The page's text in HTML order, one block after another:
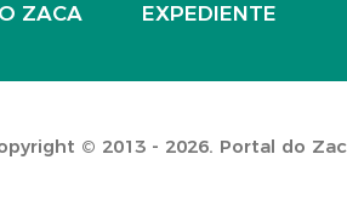
ZACA
EXPEDIENTE
© 2013 - 2026. Portal do